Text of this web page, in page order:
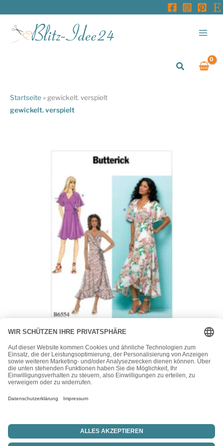
springen
Suchen
Startseite » gewickelt. verspielt
gewickelt. verspielt
Butterick
Butterick Schnittmuster – B6554 – Sommerkleid,
Wickelkleid
15,50€